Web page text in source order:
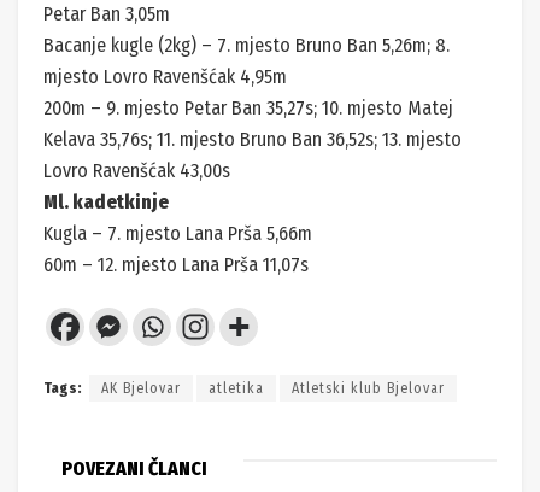
Petar Ban 3,05m
Bacanje kugle (2kg) – 7. mjesto Bruno Ban 5,26m; 8.
mjesto Lovro Ravenšćak 4,95m
200m – 9. mjesto Petar Ban 35,27s; 10. mjesto Matej
Kelava 35,76s; 11. mjesto Bruno Ban 36,52s; 13. mjesto
Lovro Ravenšćak 43,00s
Ml. kadetkinje
Kugla – 7. mjesto Lana Prša 5,66m
60m – 12. mjesto Lana Prša 11,07s
Tags: AK Bjelovar atletika Atletski klub Bjelovar
POVEZANI ČLANCI